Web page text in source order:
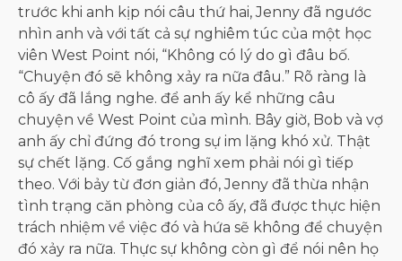
trước khi anh kịp nói câu thứ hai, Jenny đã ngước
nhìn anh và với tất cả sự nghiêm túc của một học
viên West Point nói, “Không có lý do gì đâu bố.
“Chuyện đó sẽ không xảy ra nữa đâu.” Rõ ràng là
cô ấy đã lắng nghe. để anh ấy kể những câu
chuyện về West Point của mình. Bây giờ, Bob và vợ
anh ấy chỉ đứng đó trong sự im lặng khó xử. Thật
sự chết lặng. Cố gắng nghĩ xem phải nói gì tiếp
theo. Với bảy từ đơn giản đó, Jenny đã thừa nhận
tình trạng căn phòng của cô ấy, đã được thực hiện
trách nhiệm về việc đó và hứa sẽ không để chuyện
đó xảy ra nữa. Thực sự không còn gì để nói nên họ